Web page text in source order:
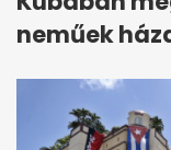
neműek